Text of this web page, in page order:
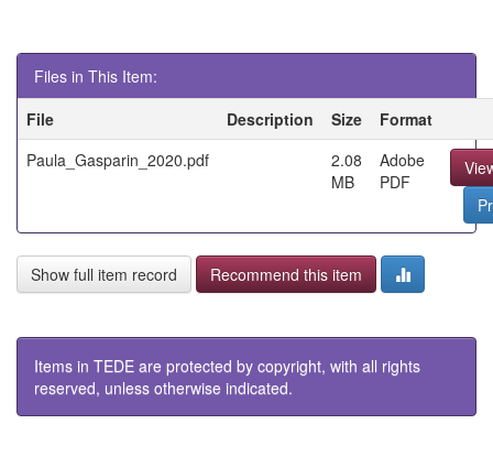
Files in This Item:
File
Description Size
Format
Paula_Gasparin_2020.pdf
2.08
MB
Adobe
PDF
Show full item record Recommend this item
Items in TEDE are protected by copyright, with all rights
reserved, unless otherwise indicated.